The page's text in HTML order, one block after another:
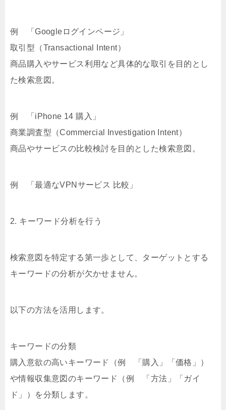
例 「Googleログインページ」
取引型（Transactional Intent）
商品購入やサービス利用など具体的な取引を目的とし
た検索意図。
例 「iPhone 14 購入」
商業調査型（Commercial Investigation Intent）
商品やサービスの比較検討を目的とした検索意図。
例 「最適なVPNサービス 比較」
2. キーワード分析を行う
検索意図を特定する第一歩として、ターゲットとする
キーワードの分析が欠かせません。
以下の方法を活用します。
キーワードの分類
購入意欲の高いキーワード（例 「購入」「価格」）
や情報収集意図のキーワード（例 「方法」「ガイ
ド」）を分類します。